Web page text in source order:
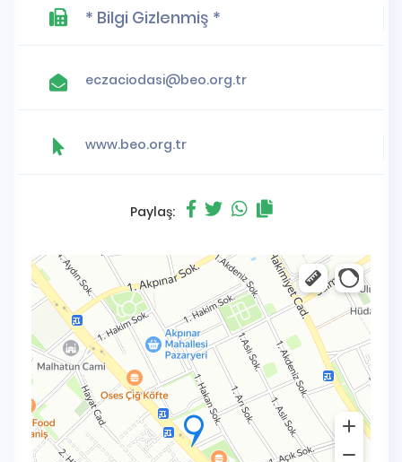
* Bilgi Gizlenmiş *
eczaciodasi@beo.org.tr
www.beo.org.tr
Paylaş: